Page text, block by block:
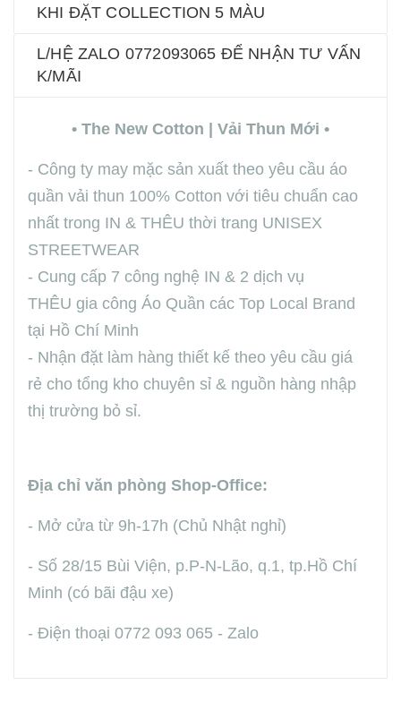
KHI ĐẶT COLLECTION 5 MÀU
L/HỆ ZALO 0772093065 ĐỂ NHẬN TƯ VẤN
K/MÃI
• The New Cotton | Vải Thun Mới •
- Công ty may mặc sản xuất theo yêu cầu áo
quần vải thun 100% Cotton với tiêu chuẩn cao
nhất trong IN & THÊU thời trang UNISEX
STREETWEAR
- Cung cấp 7 công nghệ IN & 2 dịch vụ
THÊU gia công Áo Quần các Top Local Brand
tại Hồ Chí Minh
- Nhận đặt làm hàng thiết kế theo yêu cầu giá
rẻ cho tổng kho chuyên sỉ & nguồn hàng nhập
thị trường bỏ sỉ.
Địa chỉ văn phòng Shop-Office:
- Mở cửa từ 9h-17h (Chủ Nhật nghỉ)
- Số 28/15 Bùi Viện, p.P-N-Lão, q.1, tp.Hồ Chí
Minh (có bãi đậu xe)
- Điện thoại 0772 093 065 - Zalo